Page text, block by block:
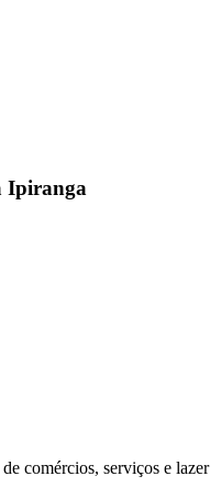
Ipiranga
comércios, serviços e lazer